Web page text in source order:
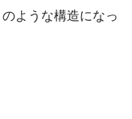
ような構造になっ